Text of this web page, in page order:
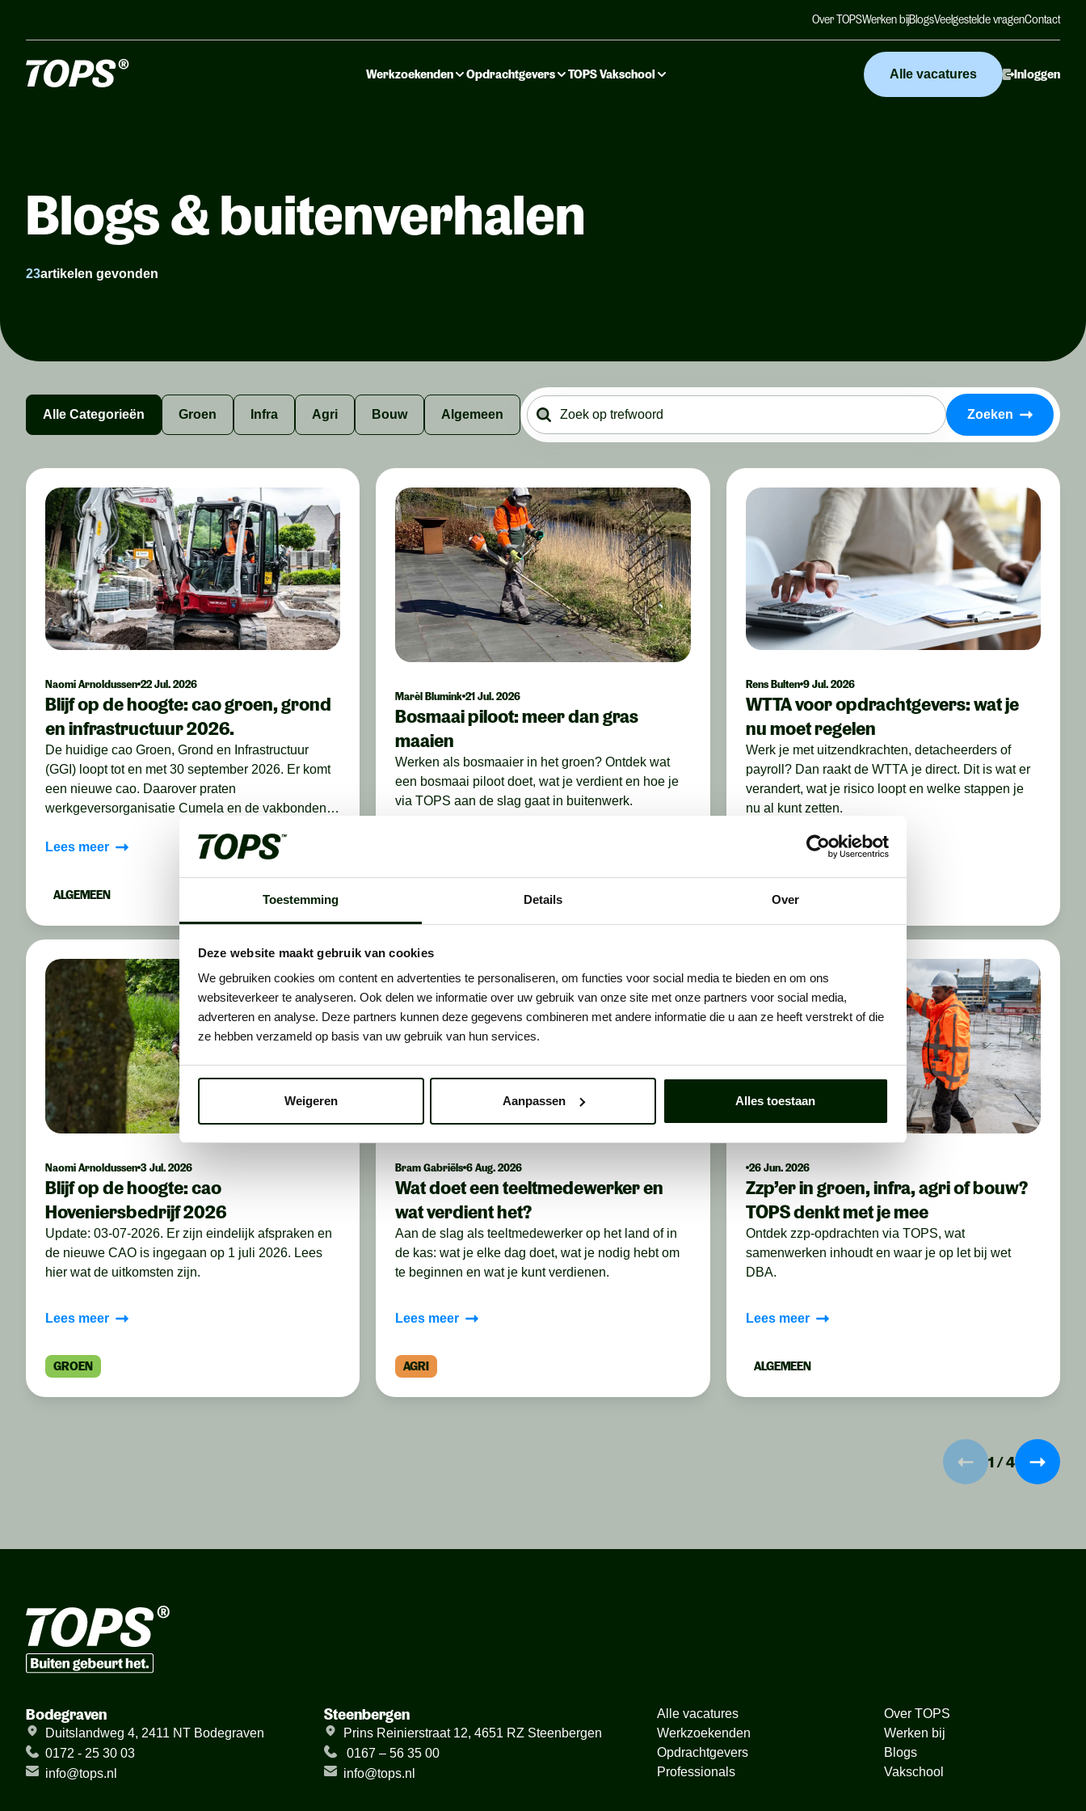
Toestemming Details Over
Deze website maakt gebruik van cookies
We gebruiken cookies om content en advertenties te personaliseren, om functies voor social media te bieden en om ons
websiteverkeer te analyseren. Ook delen we informatie over uw gebruik van onze site met onze partners voor social media,
adverteren en analyse. Deze partners kunnen deze gegevens combineren met andere informatie die u aan ze heeft verstrekt of die
ze hebben verzameld op basis van uw gebruik van hun services.
Weigeren Aanpassen Alles toestaan
Over TOPSWerken bijBlogsVeelgestelde vragenContact
Werkzoekenden Opdrachtgevers TOPS Vakschool Alle vacatures Inloggen
Blogs & buitenverhalen
23artikelen gevonden
Alle Categorieën Groen Infra Agri Bouw Algemeen Zoeken
Naomi Arnoldussen 22 Jul. 2026
Blijf op de hoogte: cao groen, grond
en infrastructuur 2026.
De huidige cao Groen, Grond en Infrastructuur
(GGI) loopt tot en met 30 september 2026. Er komt
een nieuwe cao. Daarover praten
werkgeversorganisatie Cumela en de vakbonden
hadden zij hun eerste gesprek. In deze blog lees je
Lees meer
ALGEMEEN
Marèl Blumink 21 Jul. 2026
Bosmaai piloot: meer dan gras
maaien
Werken als bosmaaier in het groen? Ontdek wat
een bosmaai piloot doet, wat je verdient en hoe je
via TOPS aan de slag gaat in buitenwerk.
Rens Bulten 9 Jul. 2026
WTTA voor opdrachtgevers: wat je
nu moet regelen
Werk je met uitzendkrachten, detacheerders of
payroll? Dan raakt de WTTA je direct. Dit is wat er
verandert, wat je risico loopt en welke stappen je
nu al kunt zetten.
Lees meer
ALGEMEEN
Naomi Arnoldussen 3 Jul. 2026
Blijf op de hoogte: cao
Hoveniersbedrijf 2026
Update: 03-07-2026. Er zijn eindelijk afspraken en
de nieuwe CAO is ingegaan op 1 juli 2026. Lees
hier wat de uitkomsten zijn.
Lees meer
GROEN
Bram Gabriëls 6 Aug. 2026
Wat doet een teeltmedewerker en
wat verdient het?
Aan de slag als teeltmedewerker op het land of in
de kas: wat je elke dag doet, wat je nodig hebt om
te beginnen en wat je kunt verdienen.
Lees meer
AGRI
26 Jun. 2026
Zzp’er in groen, infra, agri of bouw?
TOPS denkt met je mee
Ontdek zzp-opdrachten via TOPS, wat
samenwerken inhoudt en waar je op let bij wet
DBA.
Lees meer
ALGEMEEN
1/4
Bodegraven
Duitslandweg 4, 2411 NT Bodegraven
0172 - 25 30 03
info@tops.nl
Steenbergen
Prins Reinierstraat 12, 4651 RZ Steenbergen
0167 – 56 35 00
info@tops.nl
Alle vacatures
Werkzoekenden
Opdrachtgevers
Professionals
Over TOPS
Werken bij
Blogs
Vakschool